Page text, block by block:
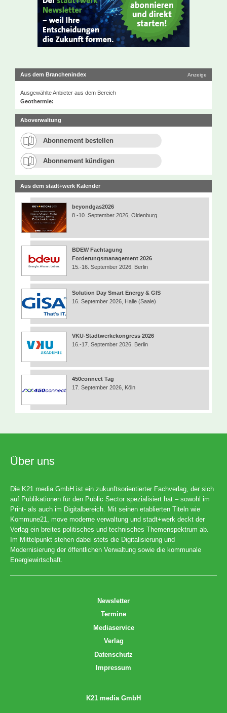
Aus dem Branchenindex Anzeige
Ausgewählte Anbieter aus dem Bereich
Geothermie:
Aboverwaltung
Abonnement bestellen
Abonnement kündigen
Aus dem stadt+werk Kalender
beyondgas2026
8.-10. September 2026, Oldenburg
BDEW Fachtagung
Forderungsmanagement 2026
15.-16. September 2026, Berlin
Solution Day Smart Energy & GIS
16. September 2026, Halle (Saale)
VKU-Stadtwerkekongress 2026
16.-17. September 2026, Berlin
450connect Tag
17. September 2026, Köln
Über uns
Die K21 media GmbH ist ein zukunftsorientierter Fachverlag, der sich
auf Publikationen für den Public Sector spezialisiert hat – sowohl im
Print- als auch im Digitalbereich. Mit seinen etablierten Titeln wie
Kommune21, move moderne verwaltung und stadt+werk deckt der
Verlag ein breites politisches und technisches Themenspektrum ab.
Im Mittelpunkt stehen dabei stets die Digitalisierung und
Modernisierung der öffentlichen Verwaltung sowie die kommunale
Energiewirtschaft.
Newsletter
Termine
Mediaservice
Verlag
Datenschutz
Impressum
K21 media GmbH